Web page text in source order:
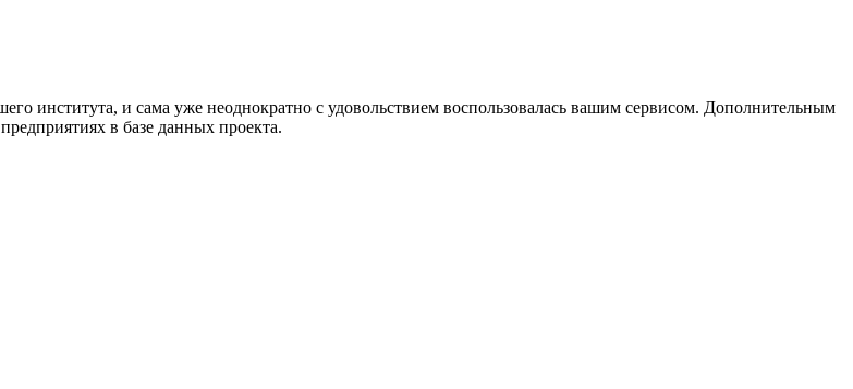
института, и сама уже неоднократно с удовольствием воспользовалась вашим сервисом. Дополнительным
в базе данных проекта.